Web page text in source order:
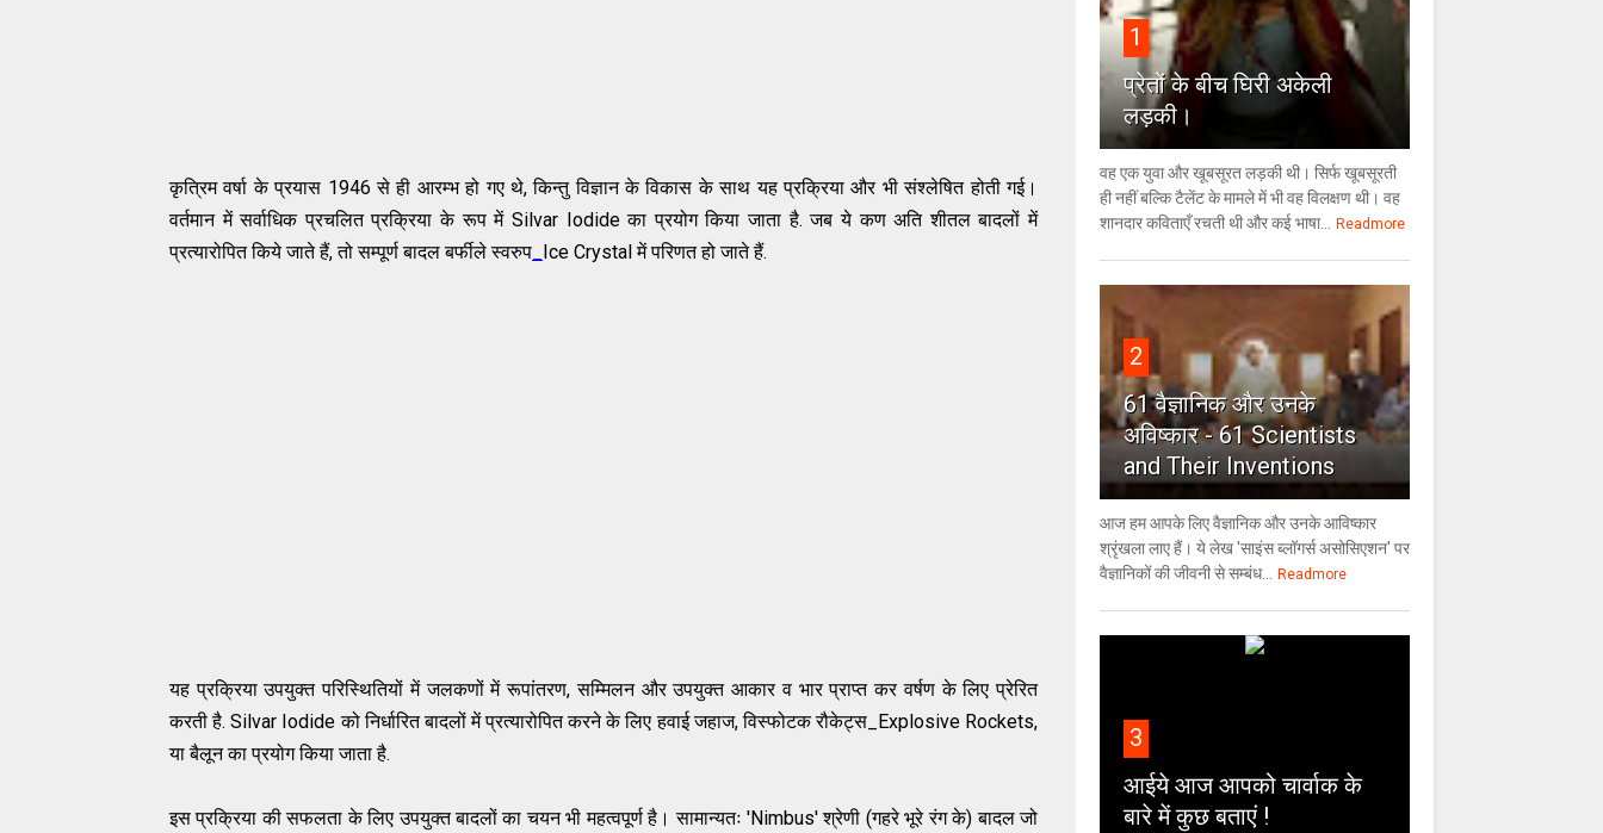
कृत्रिम वर्षा के प्रयास 1946 से ही आरम्भ हो गए थे, किन्तु विज्ञान के विकास के साथ यह प्रक्रिया और भी संश्लेषित होती गई।
वर्तमान में सर्वाधिक प्रचलित प्रक्रिया के रूप में Silvar Iodide का प्रयोग किया जाता है. जब ये कण अति शीतल बादलों में
प्रत्यारोपित किये जाते हैं, तो सम्पूर्ण बादल बर्फीले स्वरुप Ice Crystal में परिणत हो जाते हैं.
यह प्रक्रिया उपयुक्त परिस्थितियों में जलकणों में रूपांतरण, सम्मिलन और उपयुक्त आकार व भार प्राप्त कर वर्षण के लिए प्रेरित
करती है. Silvar Iodide को निर्धारित बादलों में प्रत्यारोपित करने के लिए हवाई जहाज, विस्फोटक रौकेट्स_Explosive Rockets,
या बैलून का प्रयोग किया जाता है.
इस प्रक्रिया की सफलता के लिए उपयुक्त बादलों का चयन भी महत्वपूर्ण है। सामान्यतः 'Nimbus' श्रेणी (गहरे भूरे रंग के) बादल जो
1
प्रेतों के बीच घिरी अकेली
लड़की।
वह एक युवा और खूबसूरत लड़की थी। सिर्फ खूबसूरती
ही नहीं बल्कि टैलेंट के मामले में भी वह विलक्षण थी। वह
शानदार कविताएँ रचती थी और कई भाषा...
Readmore
2
61 वैज्ञानिक और उनके
अविष्कार - 61 Scientists
and Their Inventions
आज हम आपके लिए वैज्ञानिक और उनके आविष्कार
श्रृंखला लाए हैं। ये लेख 'साइंस ब्लॉगर्स असोसिएशन' पर
वैज्ञा‍निकों की जीवनी से सम्बंध...
Readmore
3
आईये आज आपको चार्वाक के
बारे में कुछ बताएं !